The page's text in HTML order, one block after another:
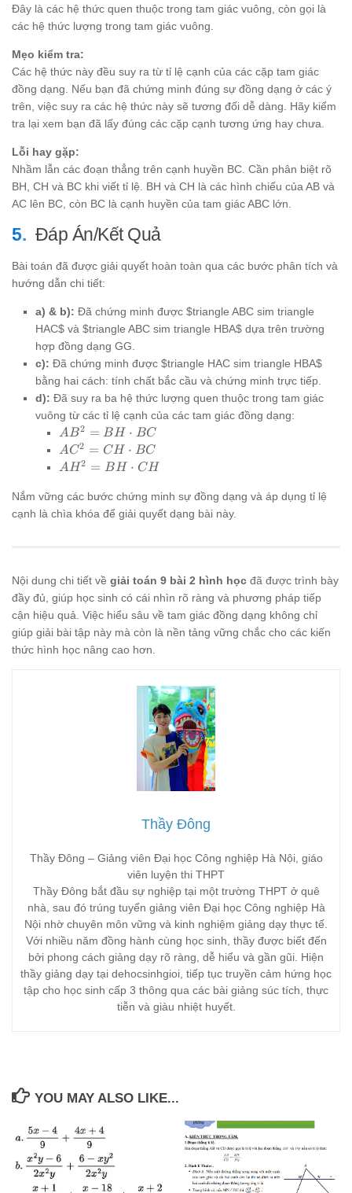
= HB
\cdot
Đây là các hệ thức quen thuộc trong tam giác vuông, còn gọi là
các hệ thức lượng trong tam giác vuông.
Mẹo kiểm tra:
Các hệ thức này đều suy ra từ tỉ lệ cạnh của các cặp tam giác
đồng dạng. Nếu bạn đã chứng minh đúng sự đồng dạng ở các ý
trên, việc suy ra các hệ thức này sẽ tương đối dễ dàng. Hãy kiểm
tra lại xem bạn đã lấy đúng các cặp cạnh tương ứng hay chưa.
Lỗi hay gặp:
Nhầm lẫn các đoạn thẳng trên cạnh huyền BC. Cần phân biệt rõ
BH, CH và BC khi viết tỉ lệ. BH và CH là các hình chiếu của AB và
AC lên BC, còn BC là cạnh huyền của tam giác ABC lớn.
Đáp Án/Kết Quả
Bài toán đã được giải quyết hoàn toàn qua các bước phân tích và
hướng dẫn chi tiết:
a) & b): Đã chứng minh được $triangle ABC sim triangle
HAC$ và $triangle ABC sim triangle HBA$ dựa trên trường
hợp đồng dạng GG.
c): Đã chứng minh được $triangle HAC sim triangle HBA$
bằng hai cách: tính chất bắc cầu và chứng minh trực tiếp.
d): Đã suy ra ba hệ thức lượng quen thuộc trong tam giác
vuông từ các tỉ lệ cạnh của các tam giác đồng dạng:
AB^2
= BH
\cdot
AB2 = BH ⋅ BC
AC^2
= CH
BC
AC2 = CH ⋅ BC
AH^2
\cdot
CH
AH2 = BH ⋅ CH
Nắm vững các bước chứng minh sự đồng dạng và áp dụng tỉ lệ
cạnh là chìa khóa để giải quyết dạng bài này.
Nội dung chi tiết về giải toán 9 bài 2 hình học đã được trình bày
đầy đủ, giúp học sinh có cái nhìn rõ ràng và phương pháp tiếp
cận hiệu quả. Việc hiểu sâu về tam giác đồng dạng không chỉ
giúp giải bài tập này mà còn là nền tảng vững chắc cho các kiến
thức hình học nâng cao hơn.
Thầy Đông
Thầy Đông – Giảng viên Đại học Công nghiệp Hà Nội, giáo
viên luyện thi THPT
Thầy Đông bắt đầu sự nghiệp tại một trường THPT ở quê
nhà, sau đó trúng tuyển giảng viên Đại học Công nghiệp Hà
Nội nhờ chuyên môn vững và kinh nghiệm giảng dạy thực tế.
Với nhiều năm đồng hành cùng học sinh, thầy được biết đến
bởi phong cách giảng dạy rõ ràng, dễ hiểu và gần gũi. Hiện
thầy giảng dạy tại dehocsinhgioi, tiếp tục truyền cảm hứng học
tập cho học sinh cấp 3 thông qua các bài giảng súc tích, thực
tiễn và giàu nhiệt huyết.
YOU MAY ALSO LIKE...